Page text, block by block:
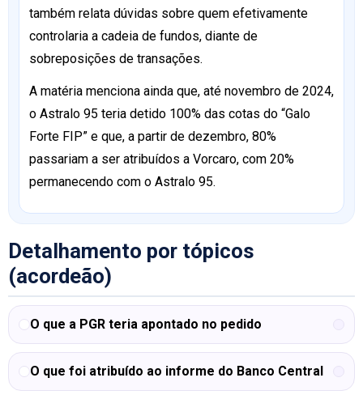
também relata dúvidas sobre quem efetivamente
controlaria a cadeia de fundos, diante de
sobreposições de transações.
A matéria menciona ainda que, até novembro de 2024,
o Astralo 95 teria detido 100% das cotas do “Galo
Forte FIP” e que, a partir de dezembro, 80%
passariam a ser atribuídos a Vorcaro, com 20%
permanecendo com o Astralo 95.
Detalhamento por tópicos
(acordeão)
O que a PGR teria apontado no pedido
O que foi atribuído ao informe do Banco Central